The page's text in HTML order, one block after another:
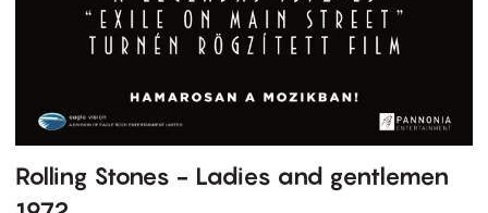
Rolling Stones - Ladies and gentlemen